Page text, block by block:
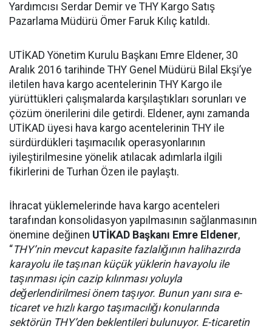
Yardımcısı Serdar Demir ve THY Kargo Satış
Pazarlama Müdürü Ömer Faruk Kılıç katıldı.
UTİKAD Yönetim Kurulu Başkanı Emre Eldener, 30
Aralık 2016 tarihinde THY Genel Müdürü Bilal Ekşi’ye
iletilen hava kargo acentelerinin THY Kargo ile
yürüttükleri çalışmalarda karşılaştıkları sorunları ve
çözüm önerilerini dile getirdi. Eldener, aynı zamanda
UTİKAD üyesi hava kargo acentelerinin THY ile
sürdürdükleri taşımacılık operasyonlarının
iyileştirilmesine yönelik atılacak adımlarla ilgili
fikirlerini de Turhan Özen ile paylaştı.
İhracat yüklemelerinde hava kargo acenteleri
tarafından konsolidasyon yapılmasının sağlanmasının
önemine değinen UTİKAD Başkanı Emre Eldener,
“THY’nin mevcut kapasite fazlalığının halihazırda
karayolu ile taşınan küçük yüklerin havayolu ile
taşınması için cazip kılınması yoluyla
değerlendirilmesi önem taşıyor. Bunun yanı sıra e-
ticaret ve hızlı kargo taşımacılığı konularında
sektörün THY’den beklentileri bulunuyor. E-ticaretin